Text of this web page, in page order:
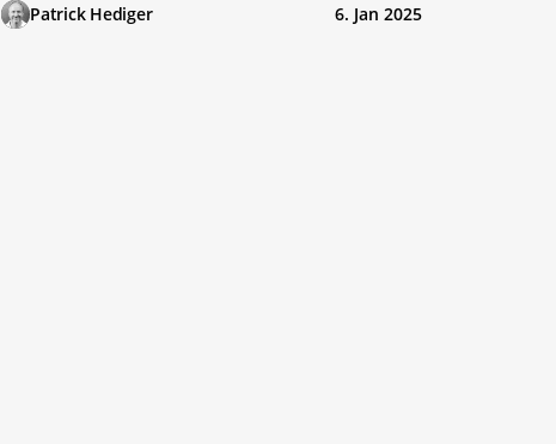
Patrick Hediger 6. Jan 2025